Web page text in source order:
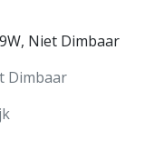
Niet Dimbaar
Dimbaar